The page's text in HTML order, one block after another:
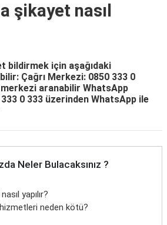
şikayet nasıl
bildirmek için aşağıdaki
Çağrı Merkezi: 0850 333 0
merkezi aranabilir WhatsApp
0 333 üzerinden WhatsApp ile
Neler Bulacaksınız ?
yapılır?
neden kötü?